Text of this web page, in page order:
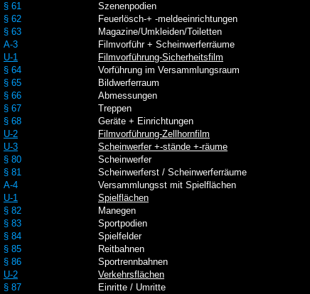
§ 61
§ 62
§ 63
Szenenpodien
Feuerlösch-+ -meldeeinrichtungen
Magazine/Umkleiden/Toiletten
A-3
Filmvorführ + Scheinwerferräume
U-1
Filmvorführung-Sicherheitsfilm
§ 64
§ 65
§ 66
§ 67
§ 68
Vorführung im Versammlungsraum
Bildwerferraum
Abmessungen
Treppen
Geräte + Einrichtungen
U-2
Filmvorführung-Zellhornfilm
U-3
Scheinwerfer +-stände +-räume
§ 80
§ 81
Scheinwerfer
Scheinwerferst / Scheinwerferräume
A-4
Versammlungsst mit Spielflächen
U-1
Spielflächen
§ 82
§ 83
§ 84
§ 85
§ 86
Manegen
Sportpodien
Spielfelder
Reitbahnen
Sportrennbahnen
U-2
Verkehrsflächen
§ 87
Einritte / Umritte